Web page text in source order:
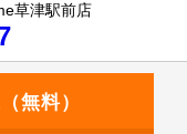
草津駅前店